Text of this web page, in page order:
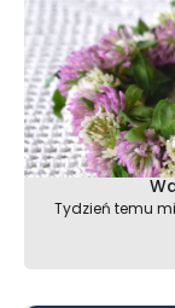
Tydzień temu